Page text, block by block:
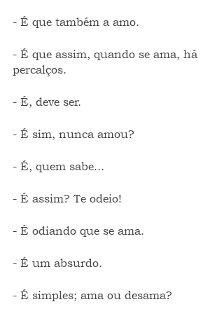
- É que também a amo.
- É que assim, quando se ama, há
percalços.
- É, deve ser.
- É sim, nunca amou?
- É, quem sabe...
- É assim? Te odeio!
- É odiando que se ama.
- É um absurdo.
- É simples; ama ou desama?